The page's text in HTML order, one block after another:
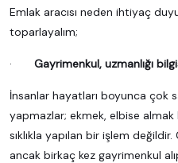
Emlak aracısı neden ihtiyaç
toparlayalım;
· Gayrimenkul, uzmanlığı
İnsanlar hayatları boyunca çok
yapmazlar; ekmek, elbise
sıklıkla yapılan bir işlem
ancak birkaç kez gayrimenkul